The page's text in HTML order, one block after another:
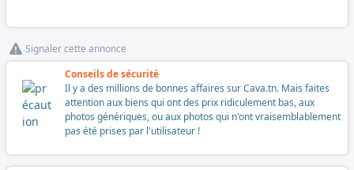
Signaler cette annonce
Conseils de sécurité
Il y a des millions de bonnes affaires sur Cava.tn. Mais faites
attention aux biens qui ont des prix ridiculement bas, aux
photos génériques, ou aux photos qui n'ont vraisemblablement
pas été prises par l'utilisateur !